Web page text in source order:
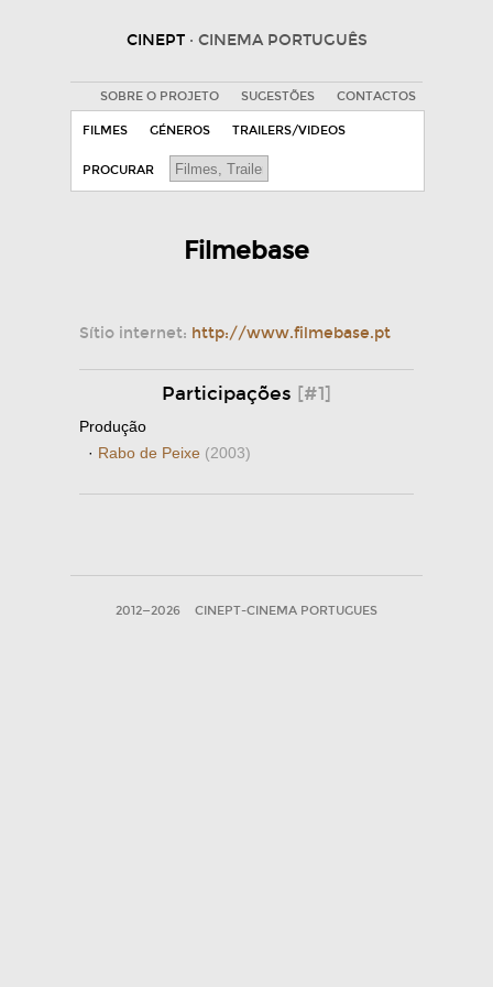
CINEPT · CINEMA PORTUGUÊS
SOBRE O PROJETO SUGESTÕES CONTACTOS
FILMES GÉNEROS TRAILERS/VIDEOS
PROCURAR
Filmebase
Sítio internet: http://www.filmebase.pt
Participações [#1]
Produção
· Rabo de Peixe (2003)
2012—2026 CINEPT-CINEMA PORTUGUES